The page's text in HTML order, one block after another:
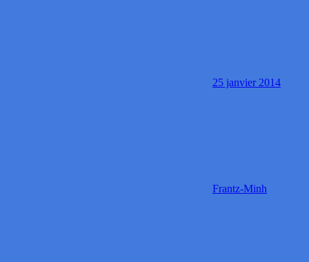
25 janvier 2014
Frantz-Minh